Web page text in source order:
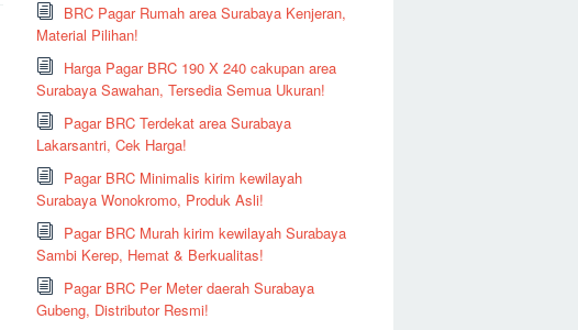
BRC Pagar Rumah area Surabaya Kenjeran,
Material Pilihan!
Harga Pagar BRC 190 X 240 cakupan area
Surabaya Sawahan, Tersedia Semua Ukuran!
Pagar BRC Terdekat area Surabaya
Lakarsantri, Cek Harga!
Pagar BRC Minimalis kirim kewilayah
Surabaya Wonokromo, Produk Asli!
Pagar BRC Murah kirim kewilayah Surabaya
Sambi Kerep, Hemat & Berkualitas!
Pagar BRC Per Meter daerah Surabaya
Gubeng, Distributor Resmi!